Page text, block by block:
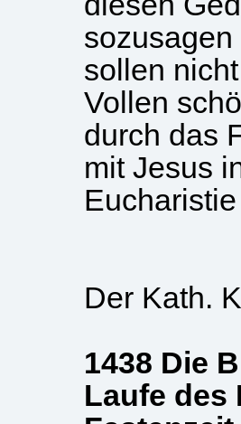
sollen
Vollen
durch das
mit Jesus
Der Kath.
1438 Die
Laufe des